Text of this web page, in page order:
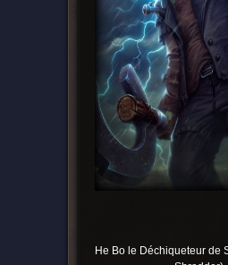
He Bo le Déchiqueteur de